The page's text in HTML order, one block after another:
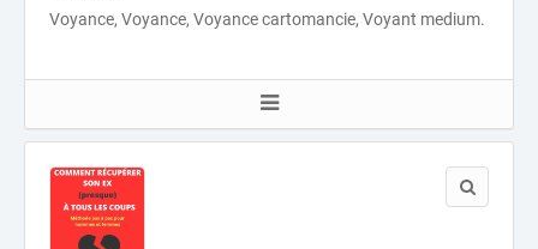
Voyance, Voyance, Voyance cartomancie, Voyant medium.